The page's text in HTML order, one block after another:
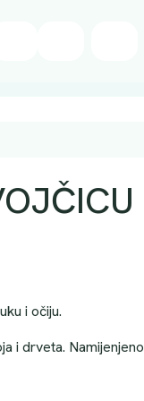
i očiju.
i drveta. Namijenjeno